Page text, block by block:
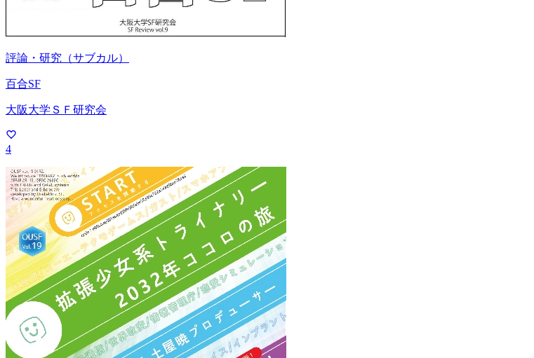
評論・研究（サブカル）
百合SF
大阪大学ＳＦ研究会
4